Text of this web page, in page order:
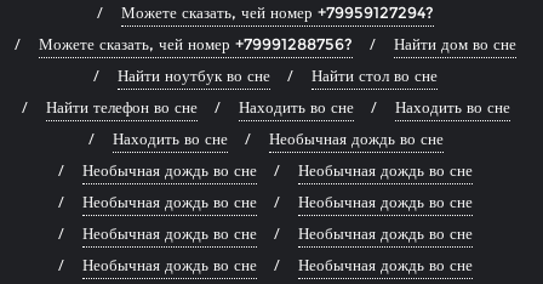
Можете сказать, чей номер +79959127294?
Можете сказать, чей номер +79991288756?
Найти дом во сне
Найти ноутбук во сне
Найти стол во сне
Найти телефон во сне
Находить во сне
Находить во сне
Находить во сне
Необычная дождь во сне
Необычная дождь во сне
Необычная дождь во сне
Необычная дождь во сне
Необычная дождь во сне
Необычная дождь во сне
Необычная дождь во сне
Необычная дождь во сне
Необычная дождь во сне